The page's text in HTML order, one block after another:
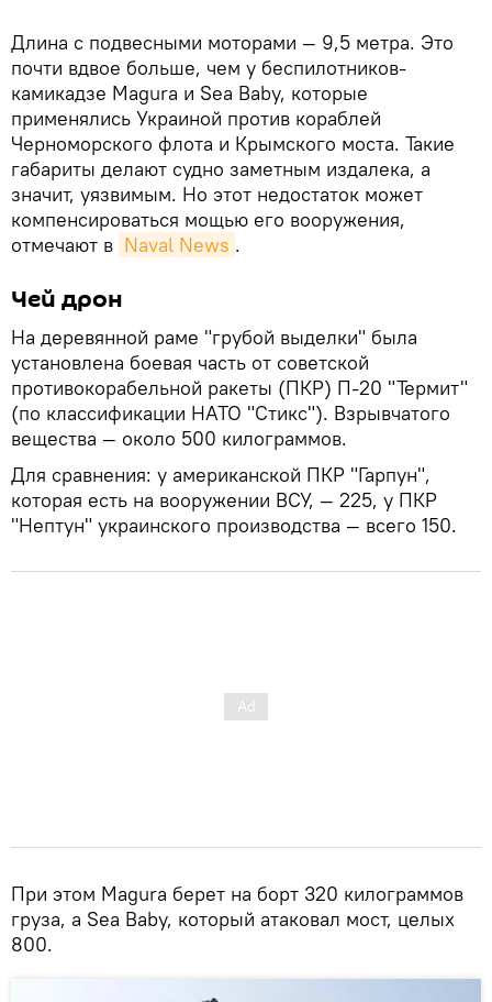
Длина с подвесными моторами — 9,5 метра. Это
почти вдвое больше, чем у беспилотников-
камикадзе Magura и Sea Baby, которые
применялись Украиной против кораблей
Черноморского флота и Крымского моста. Такие
габариты делают судно заметным издалека, а
значит, уязвимым. Но этот недостаток может
компенсироваться мощью его вооружения,
отмечают в Naval News .
Чей дрон
На деревянной раме "грубой выделки" была
установлена боевая часть от советской
противокорабельной ракеты (ПКР) П-20 "Термит"
(по классификации НАТО "Стикс"). Взрывчатого
вещества — около 500 килограммов.
Для сравнения: у американской ПКР "Гарпун",
которая есть на вооружении ВСУ, — 225, у ПКР
"Нептун" украинского производства — всего 150.
При этом Magura берет на борт 320 килограммов
груза, а Sea Baby, который атаковал мост, целых
800.